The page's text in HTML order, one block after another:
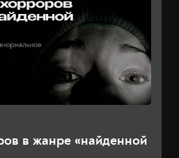
в жанре «найденной